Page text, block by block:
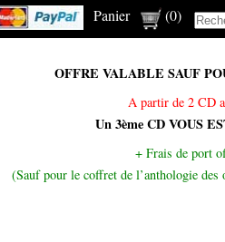
Panier (0)
OFFRE VALABLE SAUF
A partir de 2 CD
Un 3ème CD VOUS
+ Frais de port
(Sauf pour le coffret de l’anthologie